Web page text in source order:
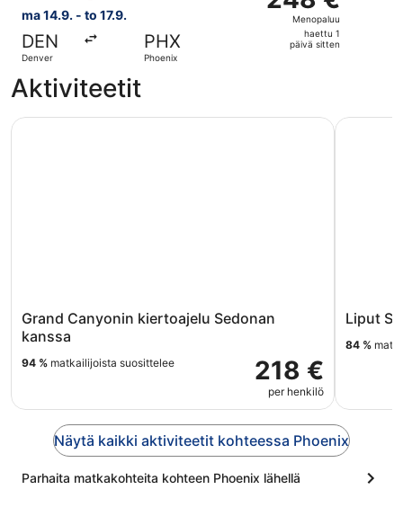
ma 14.9. - to 17.9.
DEN
Denver
PHX
Phoenix
Menopaluu,
haettu
Menopaluu
haettu 1
päivä sitten
Aktiviteetit
Grand Canyonin kiertoajelu Sedonan
kanssa
218 €
per henkilö
94 % matkailijoista suosittelee
Grand Canyonin kiertoajelu Sedonan kanssa
Liput
84 %
Liput
Näytä kaikki aktiviteetit kohteessa Phoenix
Parhaita matkakohteita kohteen Phoenix lähellä